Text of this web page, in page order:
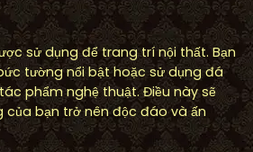
sử dụng để trang trí nội thất. Bạn
tường nổi bật hoặc sử dụng đá
phẩm nghệ thuật. Điều này sẽ
của bạn trở nên độc đáo và ấn